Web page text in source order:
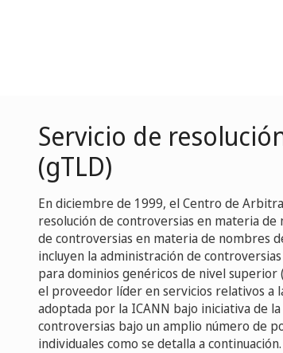
Servicio de
(gTLD)
En diciembre de 1999, el Centro de
resolución de controversias en materia
de controversias en materia de nombres
incluyen la administración de
para dominios genéricos de nivel superior
el proveedor líder en servicios relativos a
adoptada por la ICANN bajo iniciativa de
controversias bajo un amplio número de
individuales como se detalla a continuación.